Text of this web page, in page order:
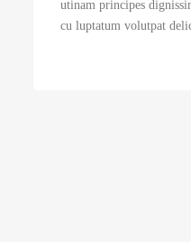
utinam principes
cu luptatum volutpat